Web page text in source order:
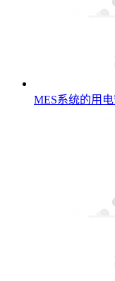
MES系统的用